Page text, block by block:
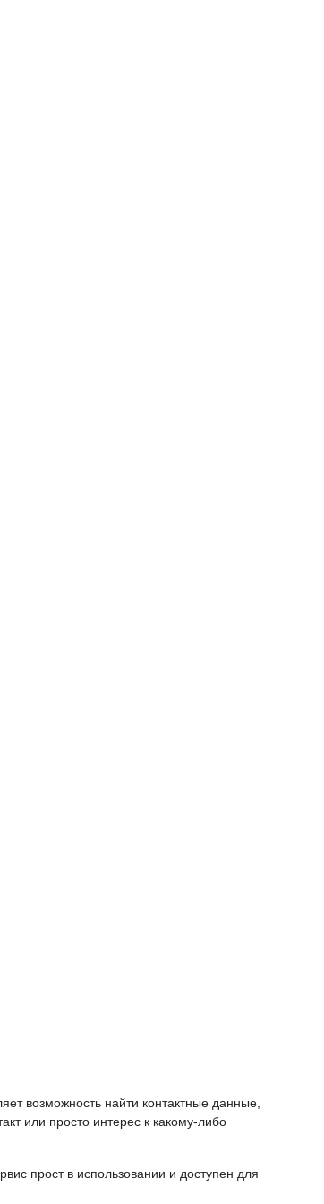
возможность найти контактные данные,
или просто интерес к какому-либо
прост в использовании и доступен для